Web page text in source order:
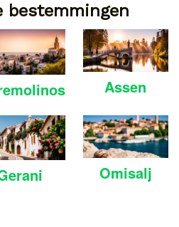
bestemmingen
Assen
Omisalj